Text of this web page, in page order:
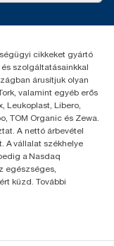
cikkeket gyártó
szolgáltatásainkkal
árusítjuk olyan
valamint egyéb erős
Leukoplast, Libero,
TOM Organic és Zewa.
A nettó árbevétel
A vállalat székhelye
a Nasdaq
egészséges,
küzd. További